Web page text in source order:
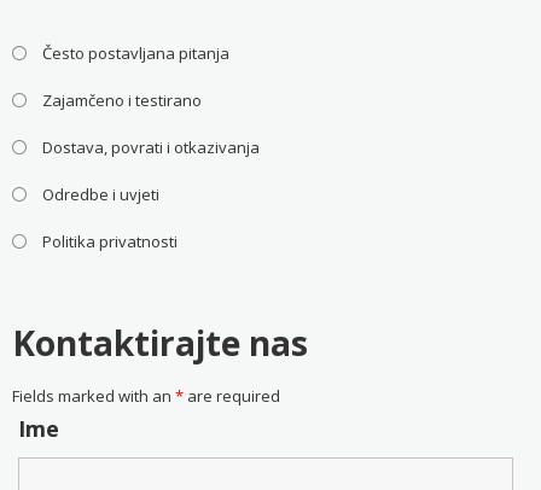
Često postavljana pitanja
Zajamčeno i testirano
Dostava, povrati i otkazivanja
Odredbe i uvjeti
Politika privatnosti
Kontaktirajte nas
Fields marked with an *are required
Ime